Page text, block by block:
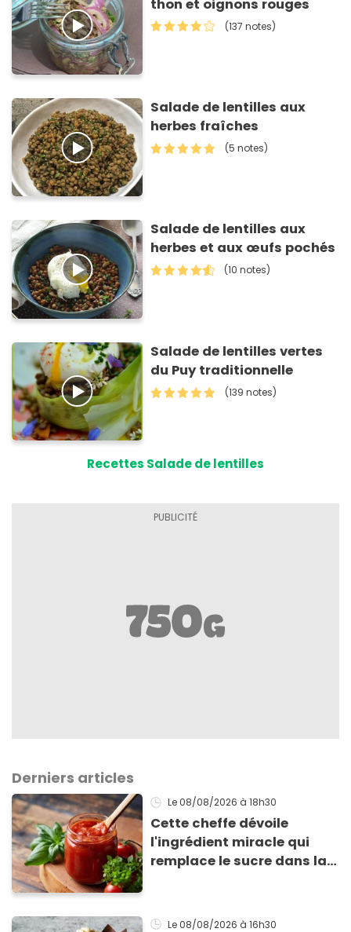
thon et oignons rouges
(137 notes)
Salade de lentilles aux
herbes fraîches
(5 notes)
Salade de lentilles aux
herbes et aux œufs pochés
(10 notes)
Salade de lentilles vertes
du Puy traditionnelle
(139 notes)
Recettes Salade de lentilles
Derniers articles
Le 08/08/2026 à 18h30
Cette cheffe dévoile
l'ingrédient miracle qui
remplace le sucre dans la
Le 08/08/2026 à 16h30